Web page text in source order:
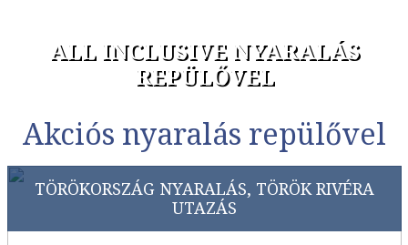
ALL INCLUSIVE NYARALÁS
REPÜLŐVEL
Akciós nyaralás repülővel
TÖRÖKORSZÁG NYARALÁS, TÖRÖK RIVÉRA
UTAZÁS